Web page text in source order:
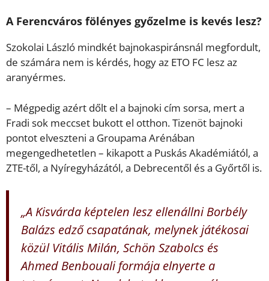
A Ferencváros fölényes győzelme is kevés lesz?
Szokolai László mindkét bajnokaspiránsnál megfordult,
de számára nem is kérdés, hogy az ETO FC lesz az
aranyérmes.
– Mégpedig azért dőlt el a bajnoki cím sorsa, mert a
Fradi sok meccset bukott el otthon. Tizenöt bajnoki
pontot elveszteni a Groupama Arénában
megengedhetetlen – kikapott a Puskás Akadémiától, a
ZTE-től, a Nyíregyházától, a Debrecentől és a Győrtől is.
„A Kisvárda képtelen lesz ellenállni Borbély
Balázs edző csapatának, melynek játékosai
közül Vitális Milán, Schön Szabolcs és
Ahmed Benbouali formája elnyerte a